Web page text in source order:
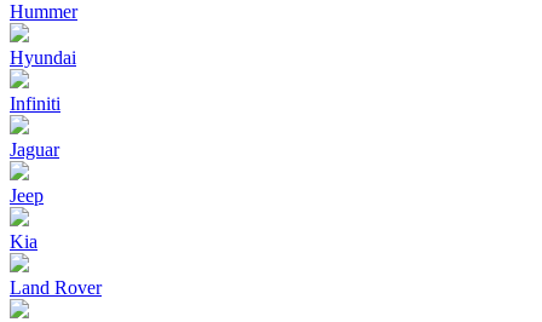
Hummer
Hyundai
Infiniti
Jaguar
Jeep
Kia
Land Rover